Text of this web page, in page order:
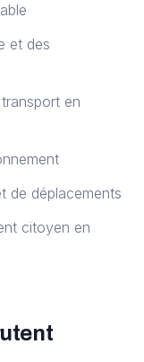
et des
en
de déplacements
citoyen en